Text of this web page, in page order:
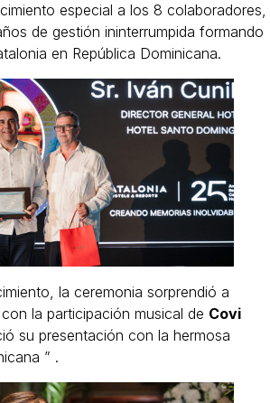
especial a los 8 colaboradores,
de gestión ininterrumpida formando
en República Dominicana.
la ceremonia sorprendió a
la participación musical de Covi
su presentación con la hermosa
” .